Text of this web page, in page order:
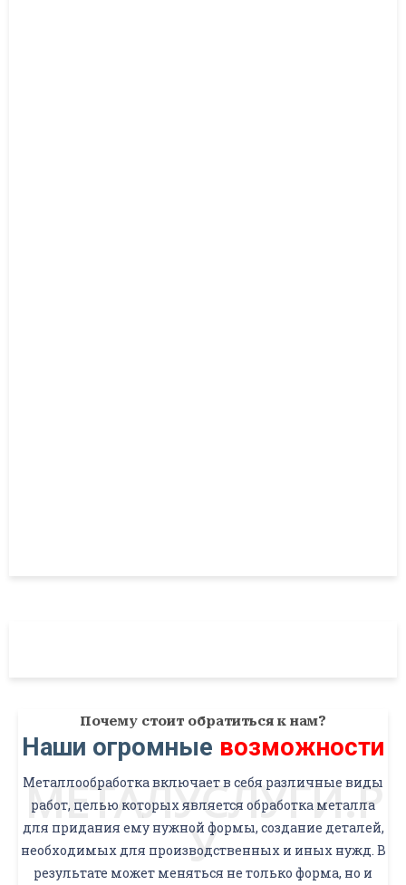
МЕТАЛУСЛУГИ.Р
У
Почему стоит обратиться к нам?
Наши огромные возможности
Металлообработка включает в себя различные виды
работ, целью которых является обработка металла
для придания ему нужной формы, создание деталей,
необходимых для производственных и иных нужд. В
результате может меняться не только форма, но и